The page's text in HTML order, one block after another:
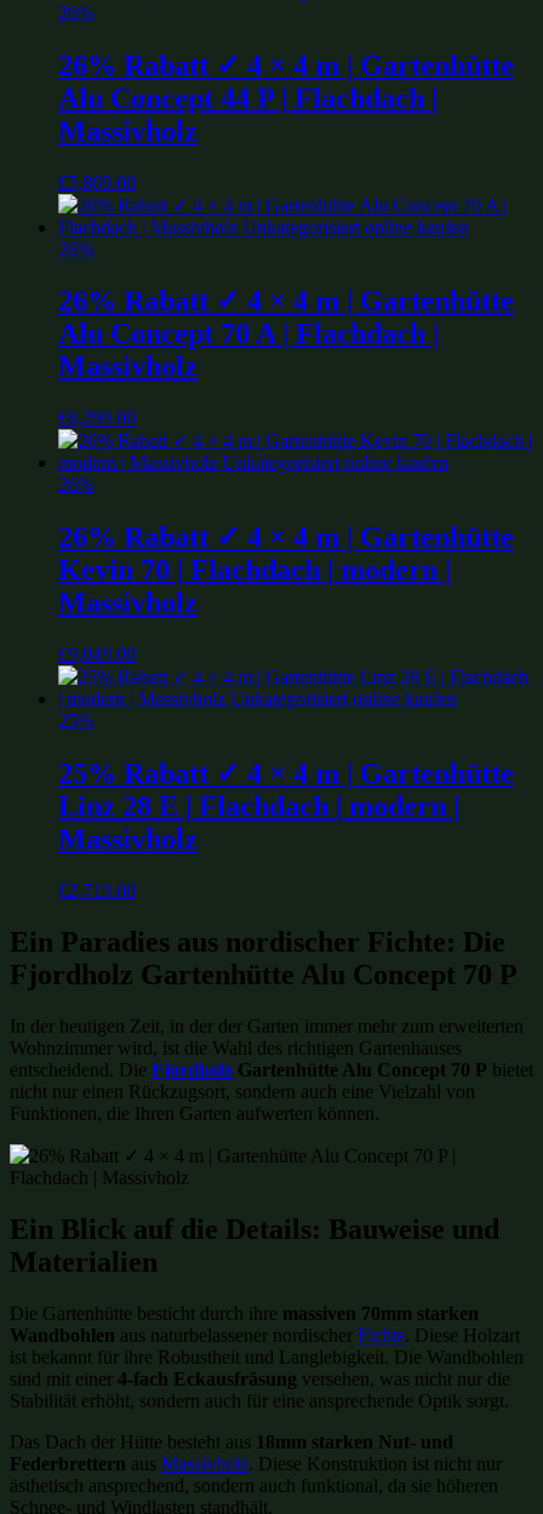
26%
26% Rabatt ✓ 4 × 4 m | Gartenhütte
Alu Concept 44 P | Flachdach |
Massivholz
€5,869.00
26%
26% Rabatt ✓ 4 × 4 m | Gartenhütte
Alu Concept 70 A | Flachdach |
Massivholz
€8,299.00
26%
26% Rabatt ✓ 4 × 4 m | Gartenhütte
Kevin 70 | Flachdach | modern |
Massivholz
€9,049.00
25%
25% Rabatt ✓ 4 × 4 m | Gartenhütte
Linz 28 E | Flachdach | modern |
Massivholz
€2,719.00
Ein Paradies aus nordischer Fichte: Die
Fjordholz Gartenhütte Alu Concept 70 P
In der heutigen Zeit, in der der Garten immer mehr zum erweiterten
Wohnzimmer wird, ist die Wahl des richtigen Gartenhauses
entscheidend. Die Fjordholz Gartenhütte Alu Concept 70 P bietet
nicht nur einen Rückzugsort, sondern auch eine Vielzahl von
Funktionen, die Ihren Garten aufwerten können.
Ein Blick auf die Details: Bauweise und
Materialien
Die Gartenhütte besticht durch ihre massiven 70mm starken
Wandbohlen aus naturbelassener nordischer Fichte. Diese Holzart
ist bekannt für ihre Robustheit und Langlebigkeit. Die Wandbohlen
sind mit einer 4-fach Eckausfräsung versehen, was nicht nur die
Stabilität erhöht, sondern auch für eine ansprechende Optik sorgt.
Das Dach der Hütte besteht aus 18mm starken Nut- und
Federbrettern aus Massivholz. Diese Konstruktion ist nicht nur
ästhetisch ansprechend, sondern auch funktional, da sie höheren
Schnee- und Windlasten standhält.